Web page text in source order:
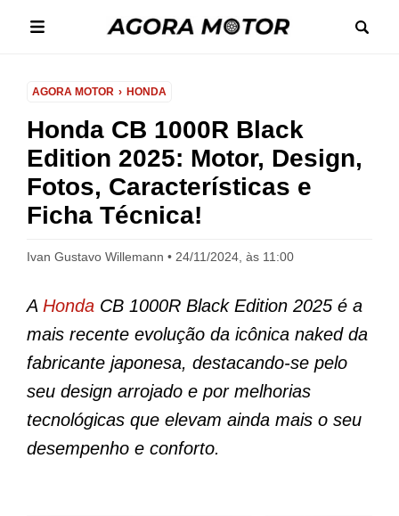
AGORA MOTOR HONDA
Honda CB 1000R Black
Edition 2025: Motor, Design,
Fotos, Características e
Ficha Técnica!
Ivan Gustavo Willemann 24/11/2024, às 11:00
A Honda CB 1000R Black Edition 2025 é a
mais recente evolução da icônica naked da
fabricante japonesa, destacando-se pelo
seu design arrojado e por melhorias
tecnológicas que elevam ainda mais o seu
desempenho e conforto.